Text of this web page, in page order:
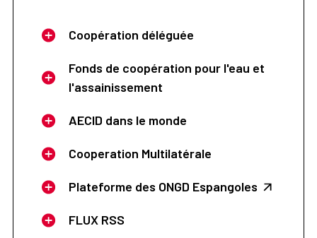
Coopération déléguée
Fonds de coopération pour l'eau et
l'assainissement
AECID dans le monde
Cooperation Multilatérale
Plateforme des ONGD Espangoles
FLUX RSS